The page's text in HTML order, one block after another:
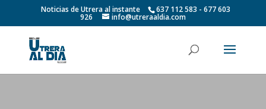
Noticias de Utrera al instante 637 112 583 - 677 603
926 info@utreraaldia.com